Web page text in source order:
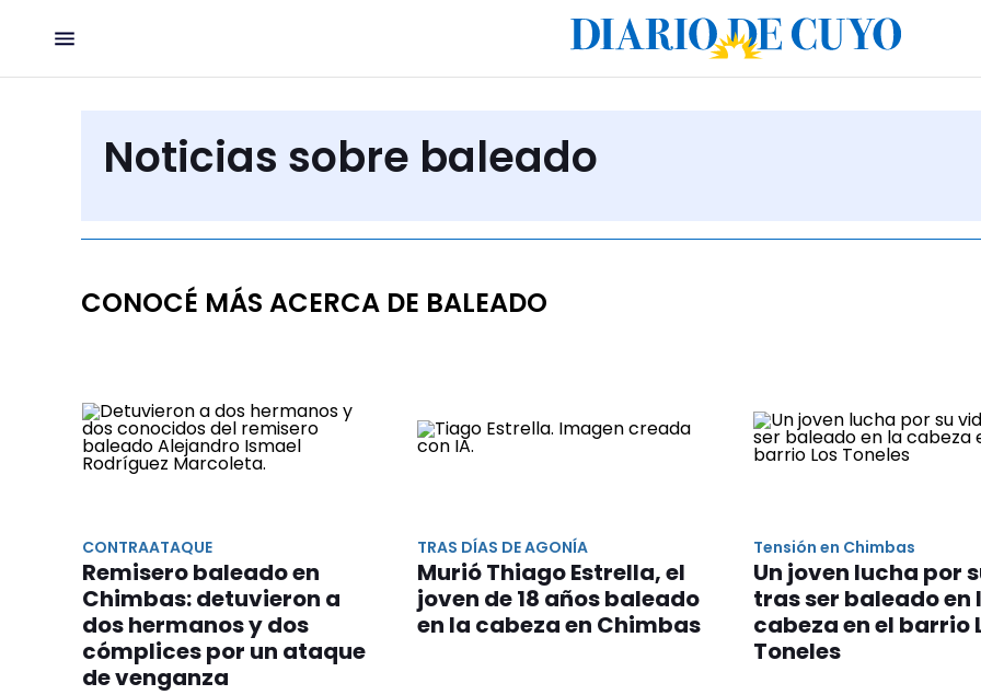
Noticias sobre baleado
CONOCÉ MÁS ACERCA DE BALEADO
CONTRAATAQUE
Remisero baleado en
Chimbas: detuvieron a
dos hermanos y dos
cómplices por un ataque
de venganza
TRAS DÍAS DE AGONÍA
Murió Thiago Estrella, el
joven de 18 años baleado
en la cabeza en Chimbas
Tensión en Chimbas
Un joven lucha por
tras ser baleado en
cabeza en el barrio
Toneles